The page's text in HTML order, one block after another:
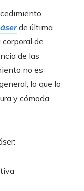
de última
de
de las
no es
lo que lo
y cómoda